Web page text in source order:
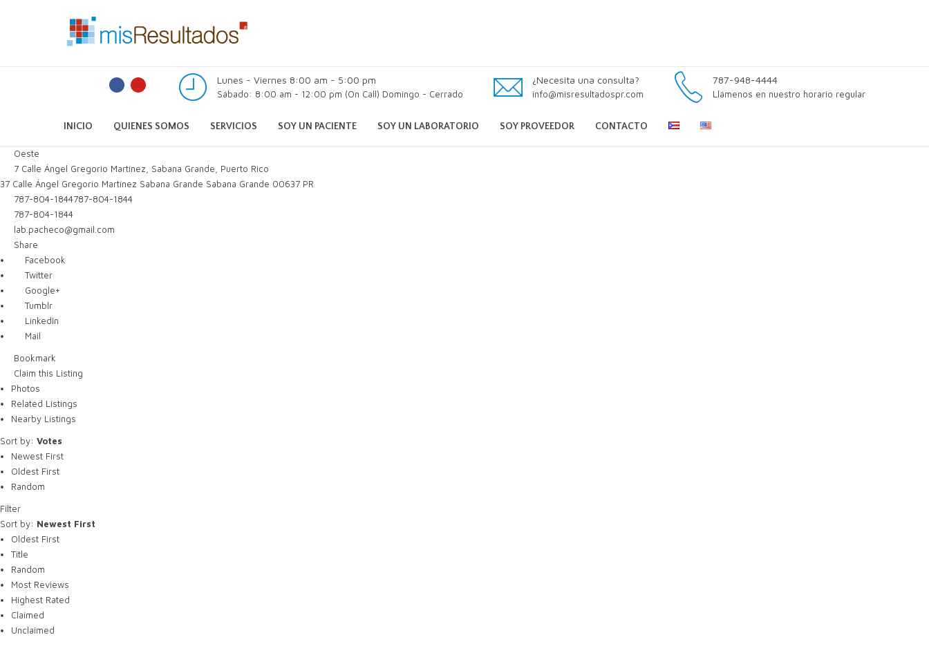
Lunes - Viernes 8:00 am - 5:00 pm
Sábado: 8:00 am - 12:00 pm (On Call) Domingo - Cerrado
¿Necesita una consulta?
info@misresultadospr.com
787-948-4444
Llámenos en nuestro horario regular
INICIO QUIENES SOMOS SERVICIOS SOY UN PACIENTE SOY UN LABORATORIO SOY PROVEEDOR CONTACTO
Oeste
7 Calle Ángel Gregorio Martínez, Sabana Grande, Puerto Rico
37 Calle Ángel Gregorio Martínez Sabana Grande Sabana Grande 00637 PR
787-804-1844787-804-1844
787-804-1844
lab.pacheco@gmail.com
Share
Facebook
Twitter
Google+
Tumblr
LinkedIn
Mail
Bookmark
Claim this Listing
Photos
Related Listings
Nearby Listings
Sort by: Votes
Newest First
Oldest First
Random
Filter
Sort by: Newest First
Oldest First
Title
Random
Most Reviews
Highest Rated
Claimed
Unclaimed